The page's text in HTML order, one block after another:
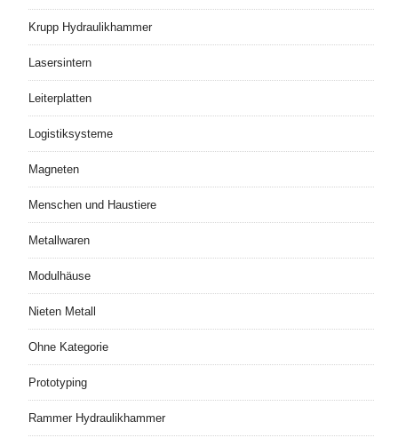
Krupp Hydraulikhammer
Lasersintern
Leiterplatten
Logistiksysteme
Magneten
Menschen und Haustiere
Metallwaren
Modulhäuse
Nieten Metall
Ohne Kategorie
Prototyping
Rammer Hydraulikhammer